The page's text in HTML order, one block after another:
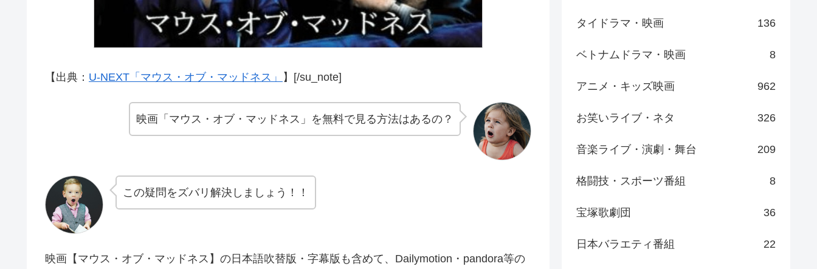
【出典： U-NEXT「マウス・オブ・マッドネス」 】[/su_note]
映画「マウス・オブ・マッドネス」を無料で見る方法はあるの？
この疑問をズバリ解決しましょう！！
映画【マウス・オブ・マッドネス】の日本語吹替版・字幕版も含めて、Dailymotion・pandora等の
タイドラマ・映画 136
ベトナムドラマ・映画 8
アニメ・キッズ映画 962
お笑いライブ・ネタ 326
音楽ライブ・演劇・舞台 209
格闘技・スポーツ番組 8
宝塚歌劇団 36
日本バラエティ番組 22